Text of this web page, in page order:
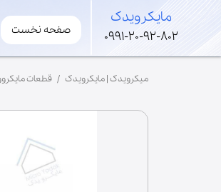
​مایکرویدک
صفحه نخست 0991-20-92-802​مایکرویدک
میکرویدک | مایکرویدک قطعات